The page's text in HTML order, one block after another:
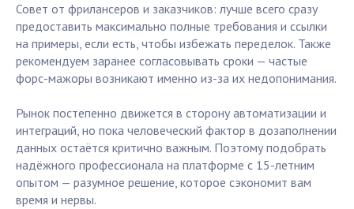
Совет от фрилансеров и заказчиков: лучше всего сразу
предоставить максимально полные требования и ссылки
на примеры, если есть, чтобы избежать переделок. Также
рекомендуем заранее согласовывать сроки — частые
форс-мажоры возникают именно из-за их недопонимания.
Рынок постепенно движется в сторону автоматизации и
интеграций, но пока человеческий фактор в дозаполнении
данных остаётся критично важным. Поэтому подобрать
надёжного профессионала на платформе с 15-летним
опытом — разумное решение, которое сэкономит вам
время и нервы.